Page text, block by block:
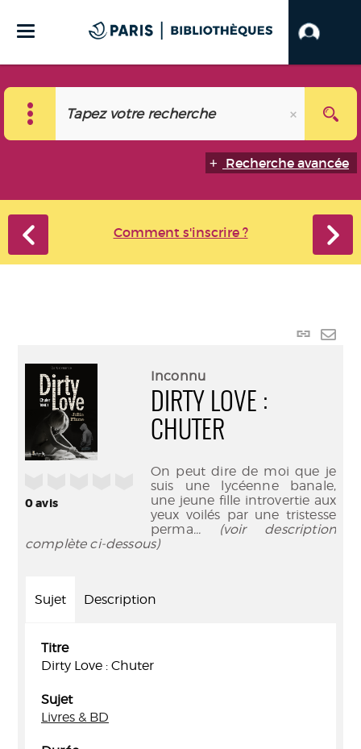
Recherche avancée
Comment s'inscrire ?
Lien
0avis
Inconnu
DIRTY LOVE :
CHUTER
On peut dire de moi que je
suis une lycéenne banale,
une jeune fille introvertie aux
yeux voilés par une tristesse
perma... (voir description
complète ci-dessous)
Sujet Description
Titre
Dirty Love : Chuter
Sujet
Livres & BD